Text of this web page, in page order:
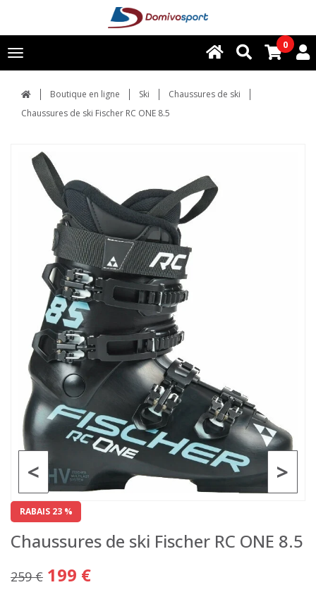
Toggle
navigation
0
Boutique en ligne Ski
Chaussures de ski
Chaussures de ski Fischer RC ONE 8.5
>
<
RABAIS 23 %
Chaussures de ski Fischer RC ONE 8.5
259 € 199 €